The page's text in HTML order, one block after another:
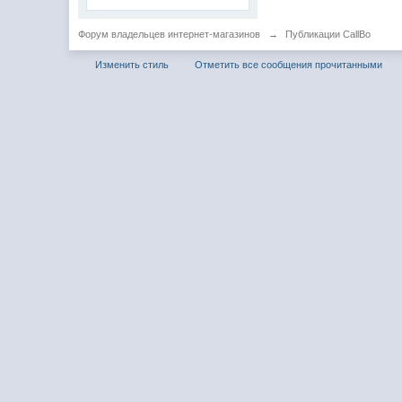
Форум владельцев интернет-магазинов → Публикации CallBo
Изменить стиль Отметить все сообщения прочитанными